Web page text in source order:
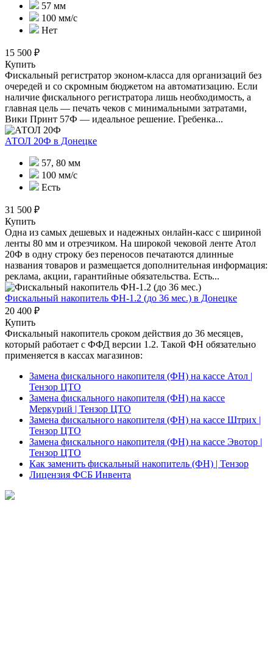
57 мм
100 мм/с
Нет
15 500 ₽
Купить
Фискальный регистратор эконом-класса для организаций без
очередей и со скромным бюджетом на автоматизацию. Если
наличие фискального регистратора лишь необходимость, а
главная цель — печать чеков с минимальными затратами,
Вики Принт 57Ф — идеальное решение. Гребенка...
АТОЛ 20Ф в Донецке
57, 80 мм
100 мм/c
Есть
31 500 ₽
Купить
Одна из самых дешевых и надежных онлайн-касс с шириной
ленты 80 мм и отрезчиком. На широкой чековой ленте Атол
20Ф в одну строку без переносов печатаются длинные
названия товаров и размещается дополнительная информация:
реклама, акции, гарантийные обязательства. Есть...
Фискальный накопитель ФН-1.2 (до 36 мес.) в Донецке
20 400 ₽
Купить
Фискальный накопитель сроком действия до 36 месяцев,
который работает с ФФД версии 1.2. Такой ФН обязательно
применяется в кассах магазинов:
Замена фискального накопителя (ФН) на кассе Атол |
Тензор ЦТО
Замена фискального накопителя (ФН) на кассе
Меркурий | Тензор ЦТО
Замена фискального накопителя (ФН) на кассе Штрих |
Тензор ЦТО
Замена фискального накопителя (ФН) на кассе Эвотор |
Тензор ЦТО
Как заменить фискальный накопитель (ФН) | Тензор
Лицензия ФСБ Инвента